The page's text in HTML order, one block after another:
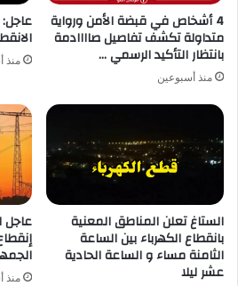
4 أشخاص في قبضة الأمن ورواية
متداولة تكشف تفاصيل صاااادمة
بانتظار التأكيد الرسمي …
منذ أسبوعين
منذ
الستاغ تعلن المناطق المعنية
بانقطاع الكهرباء بين الساعة
الثامنة مساء و الساعة الحادية
عشر ليلا
عاجل
منذ